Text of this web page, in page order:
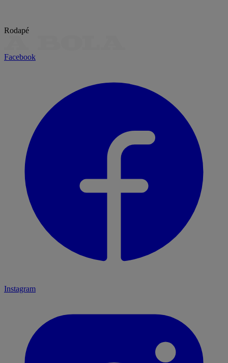
Rodapé
Facebook
Instagram